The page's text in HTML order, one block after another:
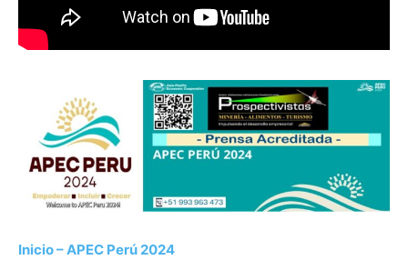
Inicio – APEC Perú 2024